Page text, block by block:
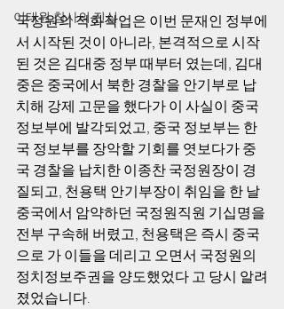
이태원 참사의 진실
국정원의 적화작업은 이번 문재인 정부에
서 시작된 것이 아니라, 본격적으로 시작
된 것은 김대중 정부 때부터 였는데, 김대
중은 중국에서 북한 경찰을 안기부로 납
치해 강제 고문을 했다가 이 사실이 중국
정보부에 발각되었고, 중국 정보부는 한
국 정보부를 장악할 기회를 엿보다가 중
국 경찰을 납치한 이종찬 국정원장이 경
질되고, 천용택 안기부장이 취임을 한 날
중국에서 암약하던 국정원직원 기십명을
전부 구속해 버렸고, 천용택은 즉시 중국
으로 가 이들을 데리고 오면서 국정원의
정치정보주권을 양도했었다 고 당시 알려
졌었습니다.